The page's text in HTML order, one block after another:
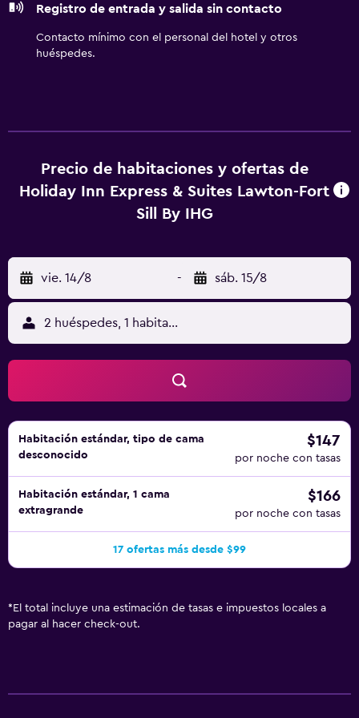
Se ofrece servicio de limpieza todos los días. En el
alojamiento hay piscina al aire libre de temporada y
bañera de hidromasaje. Otros servicios de ocio y
Registro de entrada y salida sin contacto
Contacto mínimo con el personal del hotel y otros
huéspedes.
Precio de habitaciones y ofertas de
Holiday Inn Express & Suites Lawton-Fort
Sill By IHG
vie. 14/8 - sáb. 15/8
2 huéspedes, 1 habitación
Habitación estándar, tipo de cama
desconocido
$147
por noche con tasas
Habitación estándar, 1 cama
extragrande
$166
por noche con tasas
17 ofertas más desde $99
* El total incluye una estimación de tasas e impuestos locales a
pagar al hacer check-out.